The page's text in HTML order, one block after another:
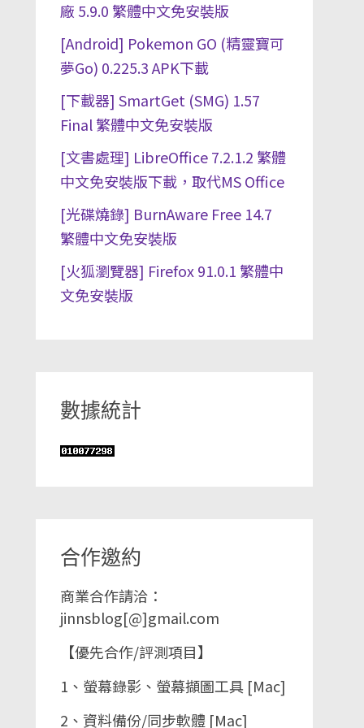
廠 5.9.0 繁體中文免安裝版
[Android] Pokemon GO (精靈寶可
夢Go) 0.225.3 APK下載
[下載器] SmartGet (SMG) 1.57
Final 繁體中文免安裝版
[文書處理] LibreOffice 7.2.1.2 繁體
中文免安裝版下載，取代MS Office
[光碟燒錄] BurnAware Free 14.7
繁體中文免安裝版
[火狐瀏覽器] Firefox 91.0.1 繁體中
文免安裝版
數據統計
合作邀約
商業合作請洽：
jinnsblog[@]gmail.com
【優先合作/評測項目】
1、螢幕錄影、螢幕擷圖工具 [Mac]
2、資料備份/同步軟體 [Mac]